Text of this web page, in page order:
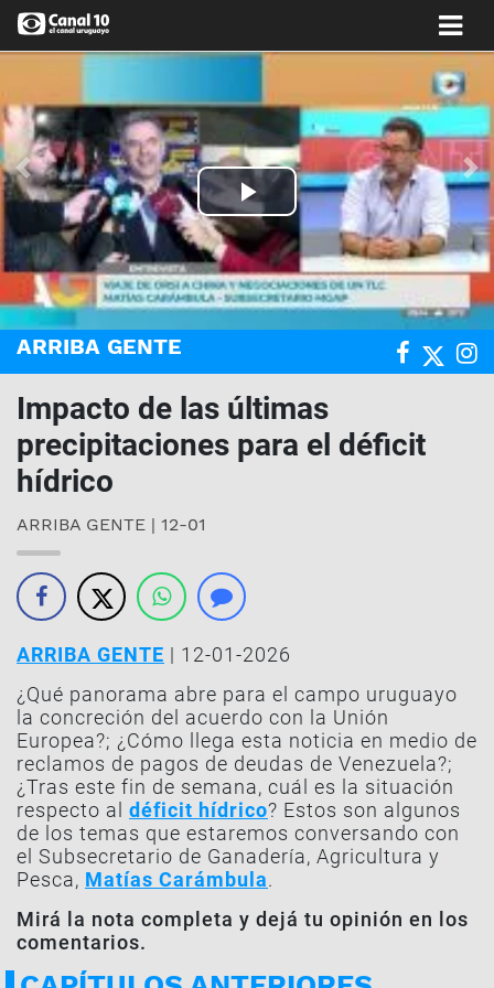
Play
Video
Anterior
ARRIBA GENTE
Impacto de las últimas
precipitaciones para el déficit
hídrico
ARRIBA GENTE | 12-01
ARRIBA GENTE | 12-01-2026
¿Qué panorama abre para el campo uruguayo
la concreción del acuerdo con la Unión
Europea?; ¿Cómo llega esta noticia en medio de
reclamos de pagos de deudas de Venezuela?;
¿Tras este fin de semana, cuál es la situación
respecto al déficit hídrico? Estos son algunos
de los temas que estaremos conversando con
el Subsecretario de Ganadería, Agricultura y
Pesca, Matías Carámbula.
Mirá la nota completa y dejá tu opinión en los
comentarios.